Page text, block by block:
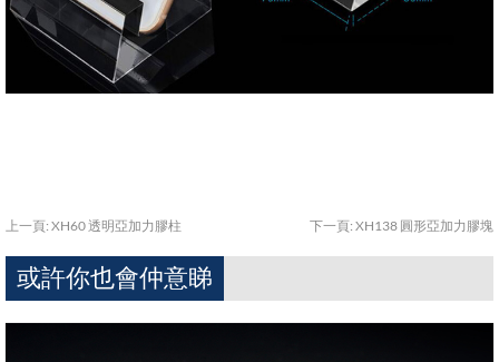
上一頁: XH60 透明亞加力膠柱 下一頁: XH138 圓形亞加力膠塊
或許你也會仲意睇